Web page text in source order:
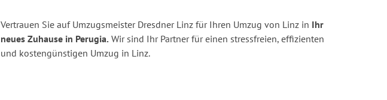
Vertrauen Sie auf Umzugsmeister Dresdner Linz für Ihren Umzug von Linz in Ihr
neues Zuhause in Perugia. Wir sind Ihr Partner für einen stressfreien, effizienten
und kostengünstigen Umzug in Linz.